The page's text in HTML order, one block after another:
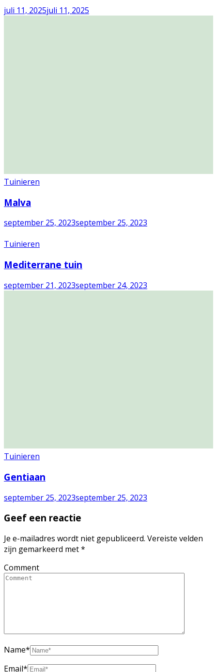
juli 11, 2025juli 11, 2025
Tuinieren
Malva
september 25, 2023september 25, 2023
Tuinieren
Mediterrane tuin
september 21, 2023september 24, 2023
Tuinieren
Gentiaan
september 25, 2023september 25, 2023
Geef een reactie
Je e-mailadres wordt niet gepubliceerd. Vereiste velden
zijn gemarkeerd met*
Comment
Name*
Email*